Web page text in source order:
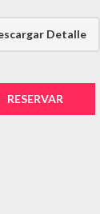
Detalle
RESERVAR